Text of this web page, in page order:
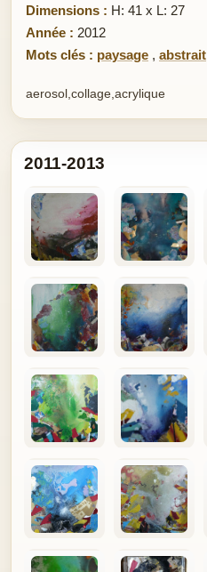
Dimensions : H: 41 x L: 27
Année : 2012
Mots clés : paysage , abstrait
aerosol,collage,acrylique
2011-2013